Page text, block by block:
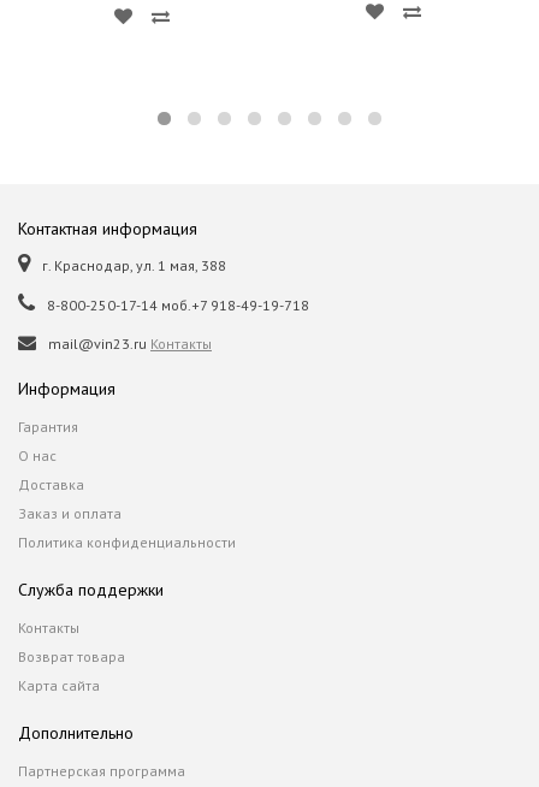
Контактная информация
г. Краснодар, ул. 1 мая, 388
8-800-250-17-14 моб.+7 918-49-19-718
mail@vin23.ru Контакты
Информация
Гарантия
О нас
Доставка
Заказ и оплата
Политика конфиденциальности
Служба поддержки
Контакты
Возврат товара
Карта сайта
Дополнительно
Партнерская программа